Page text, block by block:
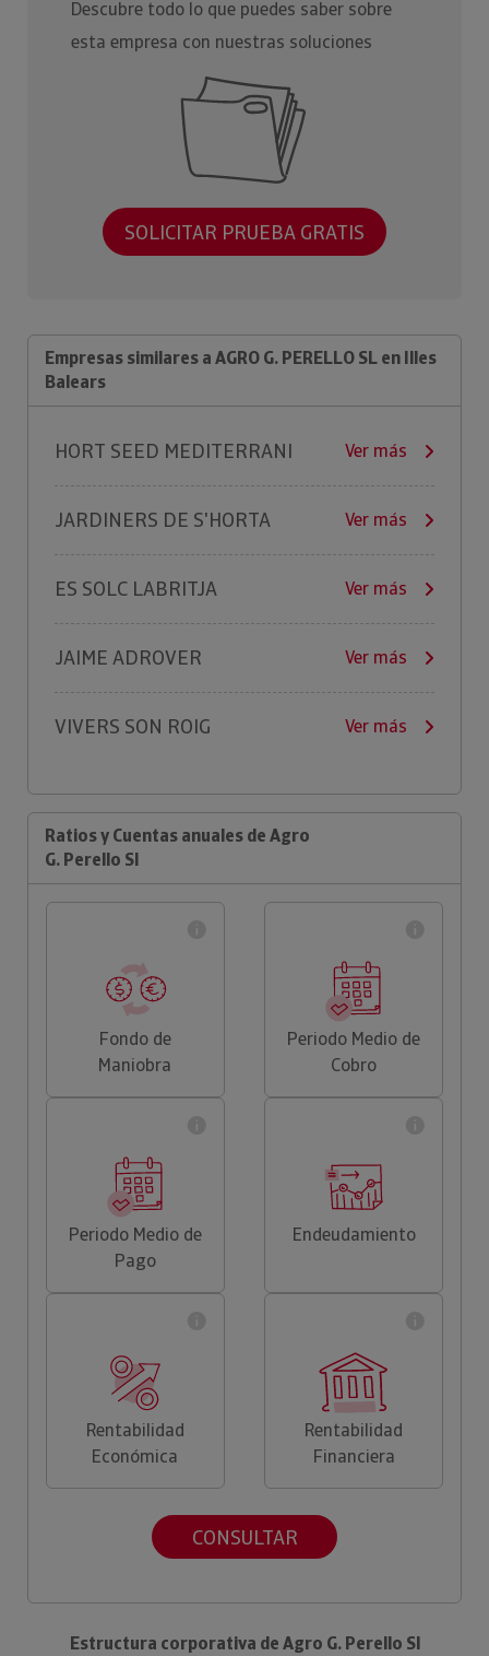
Descubre todo lo que puedes saber sobre
esta empresa con nuestras soluciones
SOLICITAR PRUEBA GRATIS
Empresas similares a AGRO G. PERELLO SL en Illes
Balears
HORT SEED MEDITERRANI Ver más
JARDINERS DE S'HORTA Ver más
ES SOLC LABRITJA Ver más
JAIME ADROVER Ver más
VIVERS SON ROIG Ver más
Ratios y Cuentas anuales de Agro
G. Perello Sl
Fondo de
Maniobra
Periodo Medio de
Cobro
Periodo Medio de
Pago
Endeudamiento
Rentabilidad
Económica
Rentabilidad
Financiera
CONSULTAR
Estructura corporativa de Agro G. Perello Sl